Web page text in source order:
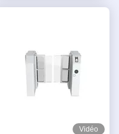
capteur infrarouge
Vidéo